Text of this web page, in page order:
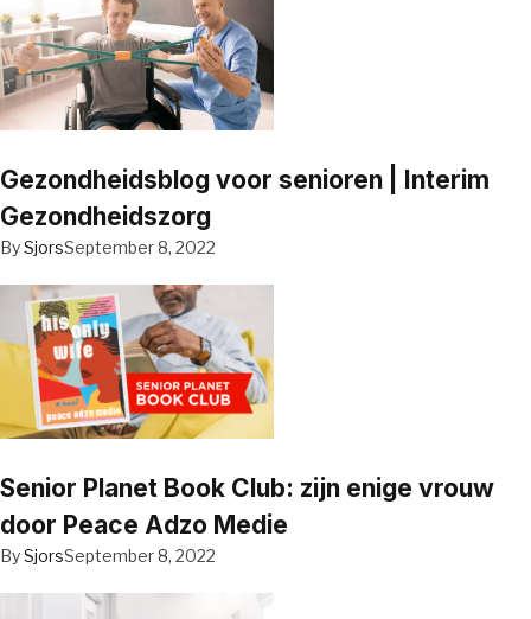
Gezondheidsblog voor senioren | Interim
Gezondheidszorg
BySjorsSeptember 8, 2022
Senior Planet Book Club: zijn enige vrouw
door Peace Adzo Medie
BySjorsSeptember 8, 2022